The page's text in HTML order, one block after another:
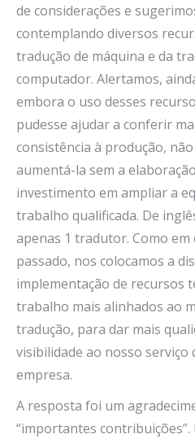
de considerações e
contemplando diversos
tradução de máquina e da
computador. Alertamos,
embora o uso desses
pudesse ajudar a conferir
consistência à produção,
aumentá-la sem a
investimento em ampliar a
trabalho qualificada. De
apenas 1 tradutor. Como
passado, nos colocamos a
implementação de recursos
trabalho mais alinhados ao
tradução, para dar mais
visibilidade ao nosso serviço
empresa.
A resposta foi um
“importantes